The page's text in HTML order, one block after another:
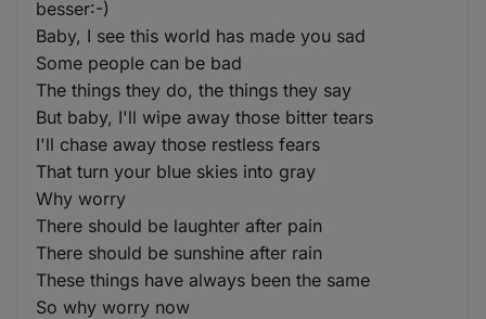
besser:-)
Baby, I see this world has made you sad
Some people can be bad
The things they do, the things they say
But baby, I'll wipe away those bitter tears
I'll chase away those restless fears
That turn your blue skies into gray
Why worry
There should be laughter after pain
There should be sunshine after rain
These things have always been the same
So why worry now